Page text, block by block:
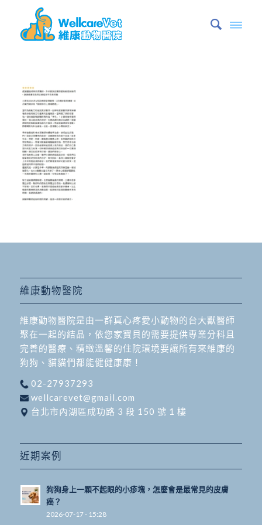
維康動物醫院
維康動物醫院是由一群真心疼愛小動物的台大獸醫師
聚在一起的結晶，依您家寶貝的需要提供專業分科且
完善的醫療、精緻溫馨的住院環境要讓所有來維康的
狗狗、貓貓們都能健健康康！
02-27937293
wellcarevet@gmail.com
台北市內湖區成功路 3 段 150 號 1 樓
近期案例
狗狗身上一顆不起眼的小疹塊，怎麼會是最常見的皮膚
癌？
2026-07-17 - 15:28